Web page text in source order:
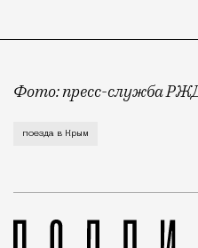
Фото: пресс-служба
Как и любые другие
поезда в Крым